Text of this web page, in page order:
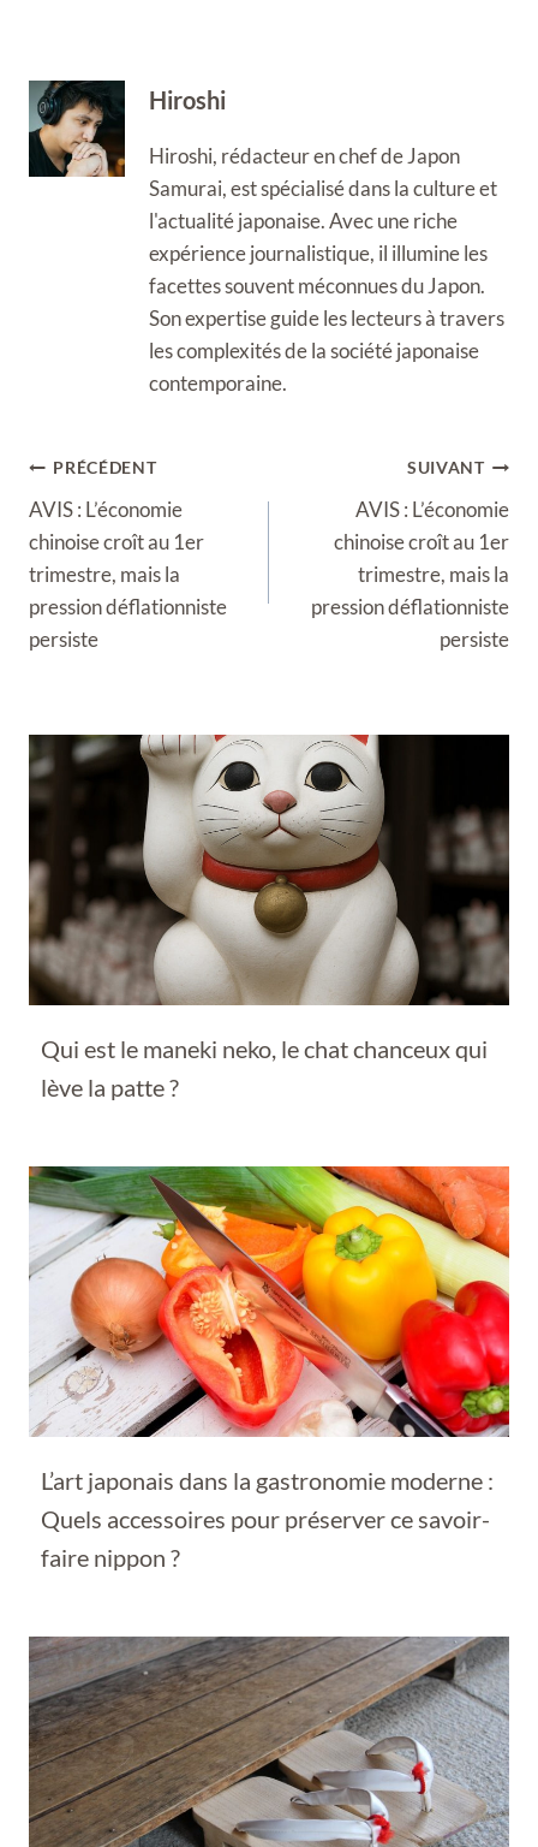
Hiroshi
Hiroshi, rédacteur en chef de Japon
Samurai, est spécialisé dans la culture et
l'actualité japonaise. Avec une riche
expérience journalistique, il illumine les
facettes souvent méconnues du Japon.
Son expertise guide les lecteurs à travers
les complexités de la société japonaise
contemporaine.
Navigation
de
l’article
PRÉCÉDENT
AVIS : L’économie
chinoise croît au 1er
trimestre, mais la
pression déflationniste
persiste
SUIVANT
AVIS : L’économie
chinoise croît au 1er
trimestre, mais la
pression déflationniste
persiste
Qui est le maneki neko, le chat chanceux qui
lève la patte ?
L’art japonais dans la gastronomie moderne :
Quels accessoires pour préserver ce savoir-
faire nippon ?